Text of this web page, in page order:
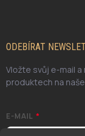
ODEBÍRAT
Vložte svůj e-mail
produktech na
E-MAIL